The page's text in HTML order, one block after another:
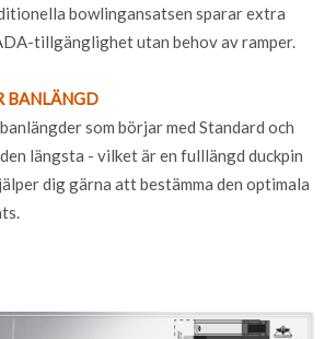
bowlingansatsen sparar extra
tillgänglighet utan behov av ramper.
BANLÄNGD
som börjar med Standard och
längsta - vilket är en fulllängd duckpin
dig gärna att bestämma den optimala